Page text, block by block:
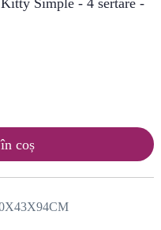
Simple - 4 sertare -
coș